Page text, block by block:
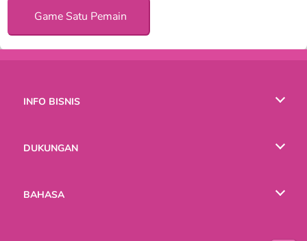
Game Satu Pemain
INFO BISNIS
DUKUNGAN
BAHASA